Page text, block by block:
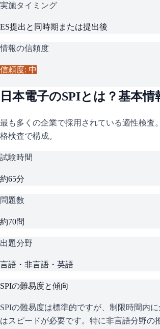
実施タイミング
ES提出と同時期または提出後
情報の信頼度
信頼度: 中
日本電子のSPIとは？基本情
最も多くの企業で採用されている適性検査
格検査で構成。
試験時間
約65分
問題数
約70問
出題分野
言語・非言語・英語
SPIの難易度と傾向
SPIの難易度は標準的ですが、制限時間内
はスピードが必要です。特に非言語分野の